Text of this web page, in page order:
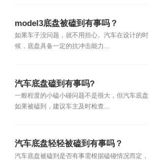
model3底盘被磕到有事吗？
如果车子没问题，就不用担心。汽车在设计的时
候，底盘具备一定的抗冲击能力...
汽车底盘磕到有事吗?
一般程度的小磕小碰问题不是很大，但汽车底盘
如果被磕到，建议车主及时检查...
汽车底盘轻轻被磕到有事吗？
汽车底盘被磕到是否有事需根据磕碰情况而定，